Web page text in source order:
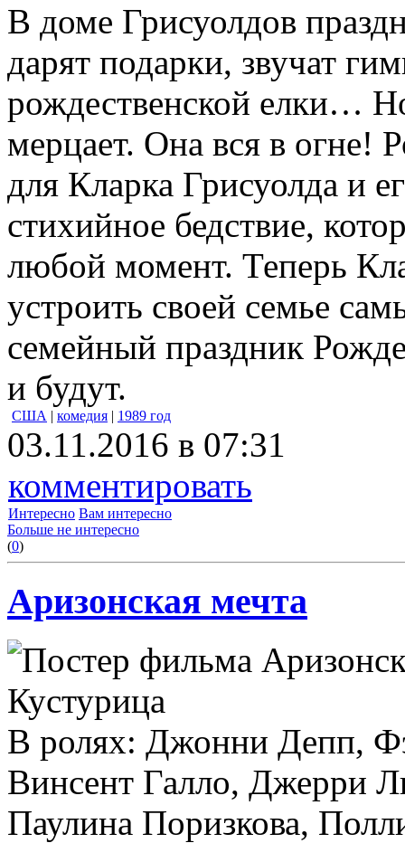
В доме Грисуолдов
дарят подарки, звучат
рождественской елки…
мерцает. Она вся в огне!
для Кларка Грисуолда и
стихийное бедствие,
любой момент. Теперь
устроить своей семье
семейный праздник
и будут.
США | комедия | 1989 год
03.11.2016 в 07:31
комментировать
Интересно Вам интересно
Больше не интересно
(0)
Аризонская мечта
Кустурица
В ролях: Джонни Депп,
Винсент Галло, Джерри
Паулина Поризкова,